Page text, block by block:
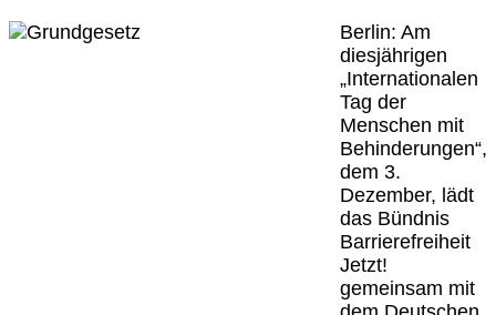
Berlin: Am
diesjährigen
„Internationalen
Tag der
Menschen mit
Behinderungen“,
dem 3.
Dezember, lädt
das Bündnis
Barrierefreiheit
Jetzt!
gemeinsam mit